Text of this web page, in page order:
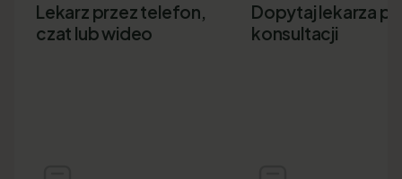
Lekarz przez telefon,
czat lub wideo
Dopytaj lekarza po
konsultacji